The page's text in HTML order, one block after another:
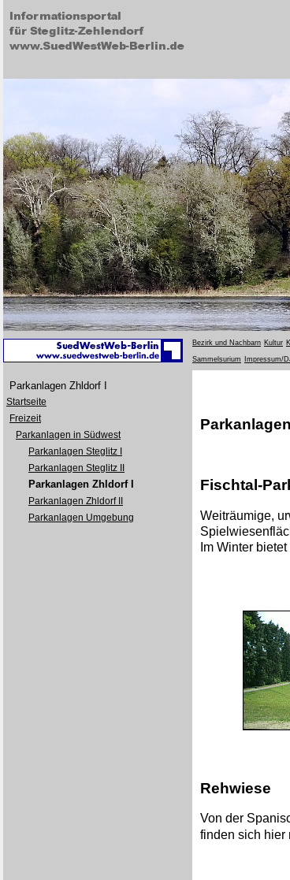
Bezirk und Nachbarn Kultur
Sammelsurium Impressum/
Parkanlagen Zhldorf I
Startseite
Freizeit
Parkanlagen in Südwest
Parkanlagen Steglitz I
Parkanlagen Steglitz II
Parkanlagen Zhldorf I
Parkanlagen Zhldorf II
Parkanlagen Umgebung
Fischtal-
Weiträumige,
Im Winter
Rehwiese
Von der
finden sich hier